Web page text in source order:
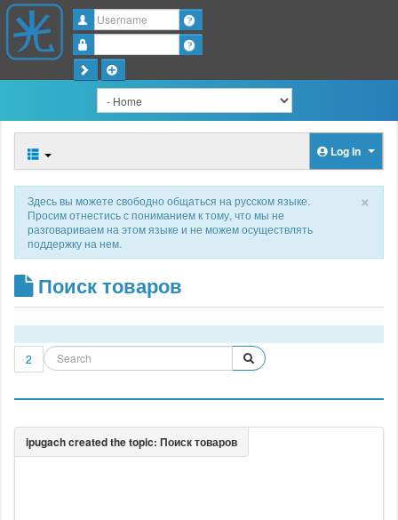
Username
Log in
×
Здесь вы можете свободно общаться на русском языке.
Просим отнестись с пониманием к тому, что мы не
разговариваем на этом языке и не можем осуществлять
поддержку на нем.
Поиск товаров
2